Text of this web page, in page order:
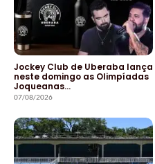
Jockey Club de Uberaba lança
neste domingo as Olimpíadas
Joqueanas…
07/08/2026